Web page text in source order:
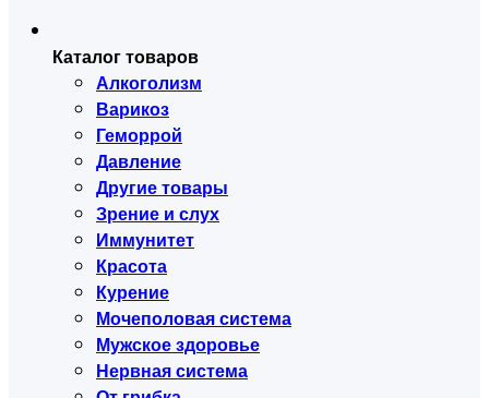
Каталог товаров
Алкоголизм
Варикоз
Геморрой
Давление
Другие товары
Зрение и слух
Иммунитет
Красота
Курение
Мочеполовая система
Мужское здоровье
Нервная система